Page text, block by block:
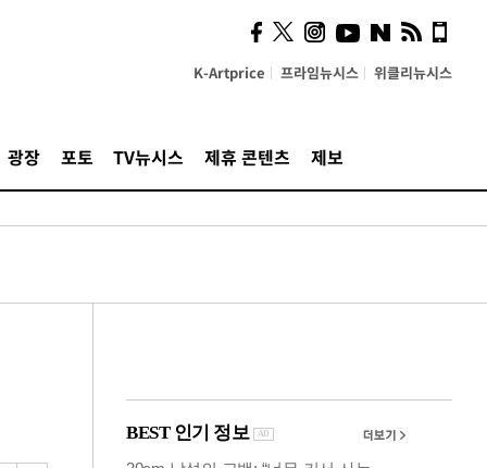
K-Artprice 프라임뉴시스 위클리뉴시스
광장 포토 TV뉴시스 제휴 콘텐츠 제보
시, 스마트폰 액세서리에
NFC 더했다